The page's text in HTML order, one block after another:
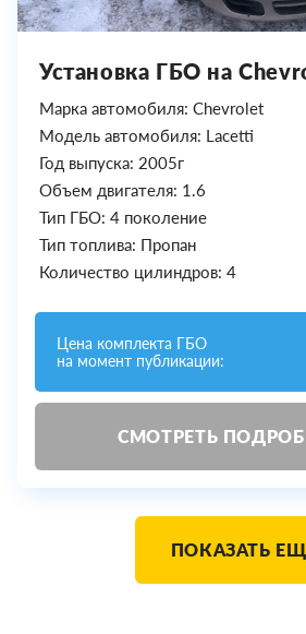
Установка ГБО на
Марка автомобиля: Chevrolet
Модель автомобиля: Lacetti
Год выпуска: 2005г
Объем двигателя: 1.6
Тип ГБО: 4 поколение
Тип топлива: Пропан
Количество цилиндров: 4
Цена комплекта ГБО
на момент публикации:
СМОТРЕТЬ
ПОКАЗАТЬ